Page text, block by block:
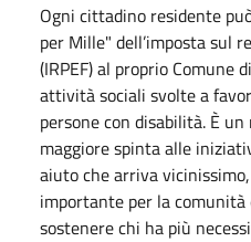
Ogni cittadino residente
per Mille" dell’imposta sul
(IRPEF) al proprio Comune
attività sociali svolte a
persone con disabilità. È un
maggiore spinta alle
aiuto che arriva
importante per la
sostenere chi ha più